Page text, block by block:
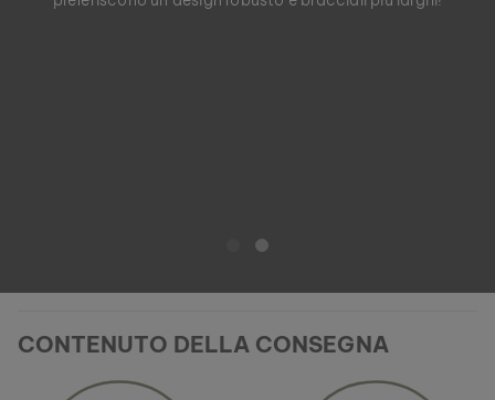
CONTENUTO DELLA CONSEGNA